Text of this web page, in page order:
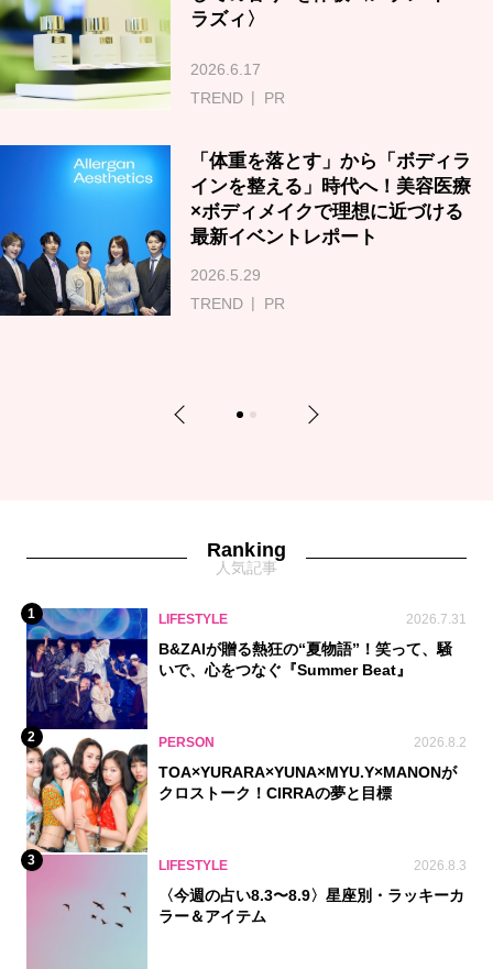
ラズィ〉
2026.6.17
TREND
PR
「体重を落とす」から「ボディラ
インを整える」時代へ！美容医療
×ボディメイクで理想に近づける
最新イベントレポート
2026.5.29
TREND
PR
Previous 1 2 Next
Ranking
人気記事
1 LIFESTYLE 2026.7.31
B&ZAIが贈る熱狂の“夏物語”！笑って、騒
いで、心をつなぐ『Summer Beat』
2 PERSON 2026.8.2
TOA×YURARA×YUNA×MYU.Y×MANONが
クロストーク！CIRRAの夢と目標
3 LIFESTYLE 2026.8.3
〈今週の占い8.3〜8.9〉星座別・ラッキーカ
ラー＆アイテム